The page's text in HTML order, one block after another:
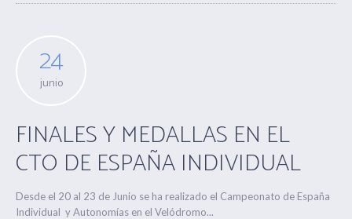
24
junio
FINALES Y MEDALLAS EN EL
CTO DE ESPAÑA INDIVIDUAL
Desde el 20 al 23 de Junio se ha realizado el Campeonato de España
Individual y Autonomías en el Velódromo...